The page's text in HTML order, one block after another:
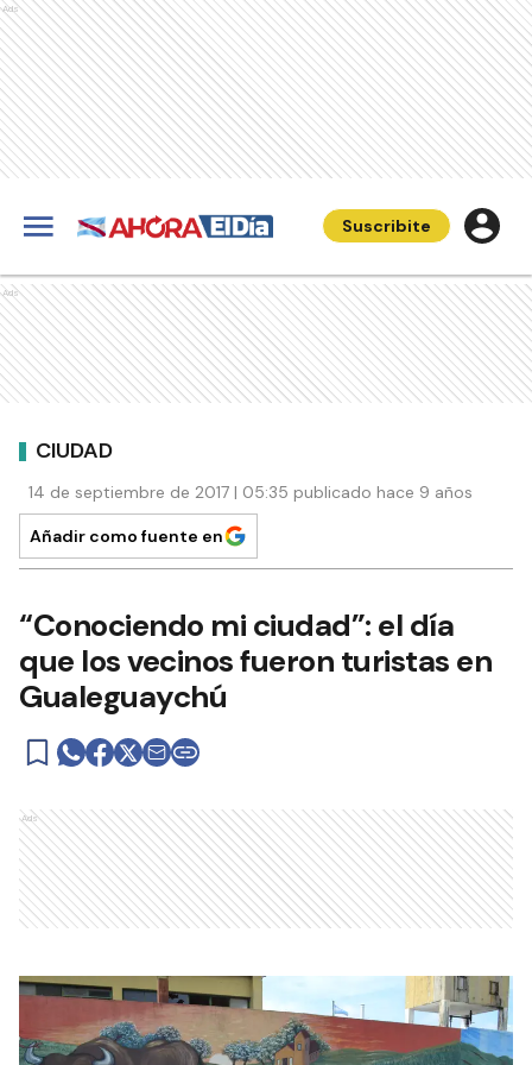
Ads
Suscribite
Ads
CIUDAD
14 de septiembre de 2017 | 05:35 publicado hace 9 años
Añadir como fuente en
“Conociendo mi ciudad”: el día
que los vecinos fueron turistas en
Gualeguaychú
Ads